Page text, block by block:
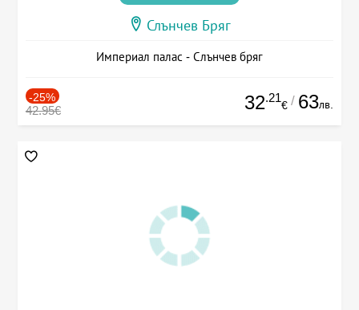
Слънчев Бряг
Империал палас - Слънчев бряг
-25%
42.95€ 32.21
€ / 63лв.